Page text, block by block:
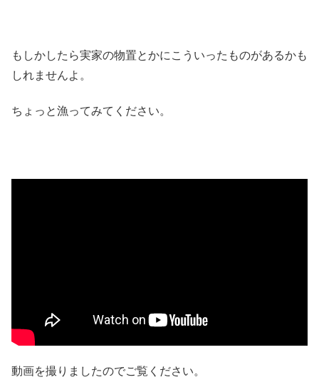
もしかしたら実家の物置とかにこういったものがあるかも
しれませんよ。
ちょっと漁ってみてください。
動画を撮りましたのでご覧ください。